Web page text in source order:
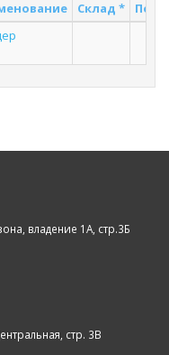
Склад *
владение 1А, стр.3Б
стр. 3В